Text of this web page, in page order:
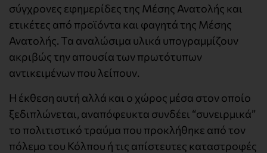
σύγχρονες εφημερίδες της Μέσης Ανατολής και
ετικέτες από προϊόντα και φαγητά της Μέσης
Ανατολής. Τα αναλώσιμα υλικά υπογραμμίζουν
ακριβώς την απουσία των πρωτότυπων
αντικειμένων που λείπουν.
Η έκθεση αυτή αλλά και ο χώρος μέσα στον οποίο
ξεδιπλώνεται, αναπόφευκτα συνδέει “συνειρμικά”
το πολιτιστικό τραύμα που προκλήθηκε από τον
πόλεμο του Κόλπου ή τις απίστευτες καταστροφές